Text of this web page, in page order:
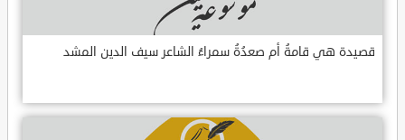
قصيدة هي قامةُ أم صعدُةُ سمراءُ الشاعر سيف الدين المشد